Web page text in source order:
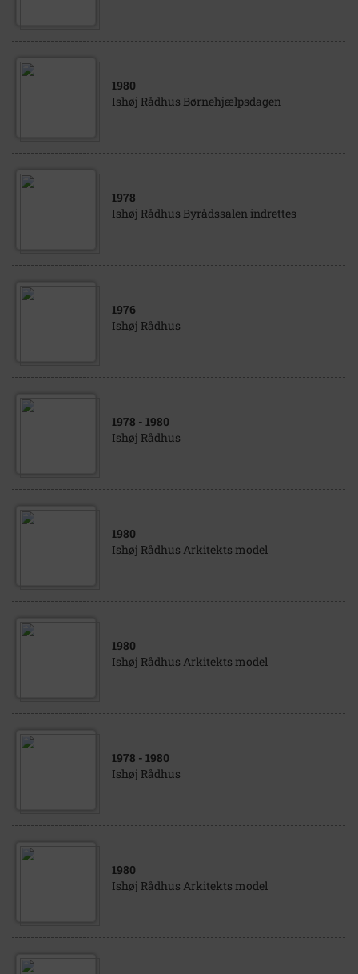
1980
Ishøj Rådhus Børnehjælpsdagen
1978
Ishøj Rådhus Byrådssalen indrettes
1976
Ishøj Rådhus
1978 - 1980
Ishøj Rådhus
1980
Ishøj Rådhus Arkitekts model
1980
Ishøj Rådhus Arkitekts model
1978 - 1980
Ishøj Rådhus
1980
Ishøj Rådhus Arkitekts model